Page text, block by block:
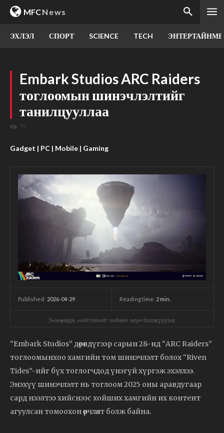
MFCNews
ЭХЛЭЛ СПОРТ SCIENCE TECH
Embark Studios ARC Raiders
тоглоомын шинэчлэлтийг
танилцууллаа
79
Gadget | PC | Mobile | Gaming
Published: 2026-04-29 Reading time: 2 min.
Энэхүү мэдээ, нийтлэлийг хиймэл оюун боловсруулав.
“Embark Studios” дөрөвдүгээр сарын 28-нд “ARC Raiders”
тоглоомынхоо хамгийн том шинэчлэлт болох “Riven
Tides”-ийг бүх тоглогчдод үнэгүй хүргэж эхэллээ.
Энэхүү шинэчлэлт нь тоглоом 2025 оны аравдугаар
сард нээлтээ хийснээс хойших хамгийн их контент
агуулсан томоохон өөрчлөлт болж байна.